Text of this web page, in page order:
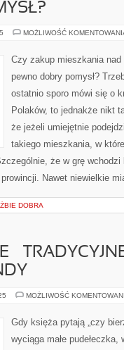
MOŻLIWOŚĆ
Czy zakup mieszkania
pewno dobry pomysł?
ostatnio sporo mówi się o
Polaków, to jednakże nikt
że jeżeli umiejętnie
takiego mieszkania, w
że w grę
Nawet niewielkie
DOBRA
–
MOŻLIWOŚĆ
Gdy księża pytają „czy
wyciąga małe